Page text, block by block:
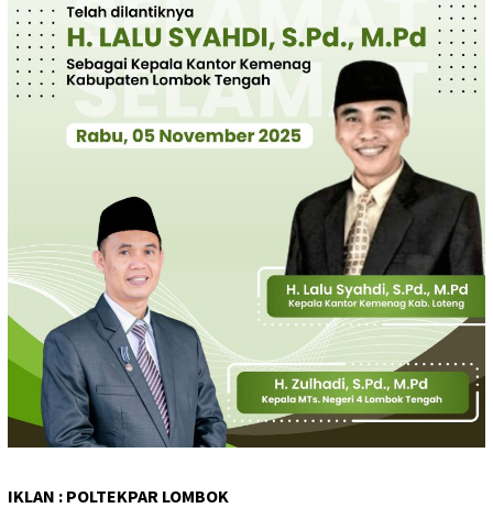
IKLAN : POLTEKPAR LOMBOK